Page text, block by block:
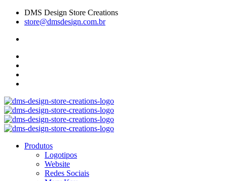
DMS Design Store Creations
store@dmsdesign.com.br
Produtos
Logotipos
Website
Redes Sociais